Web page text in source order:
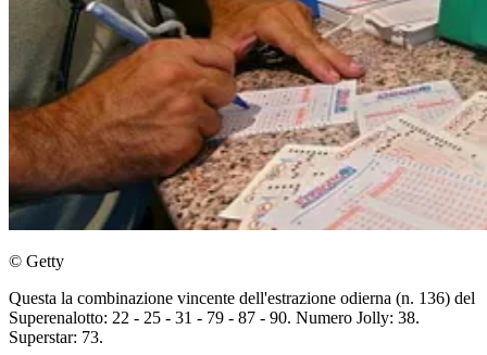
© Getty
Questa la combinazione vincente dell'estrazione odierna (n. 136) del
Superenalotto: 22 - 25 - 31 - 79 - 87 - 90. Numero Jolly: 38.
Superstar: 73.